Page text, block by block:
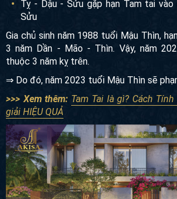
Tỵ - Dậu - Sửu gặp hạn Tam tai
Sửu
Gia chủ sinh năm 1988 tuổi Mậu Thìn,
3 năm Dần - Mão - Thìn. Vậy, năm
thuộc 3 năm kỵ trên.
⇒ Do đó, năm 2023 tuổi Mậu Thìn sẽ
>>> Xem thêm: Tam Tai là gì? Cách
giải HIỆU QUẢ